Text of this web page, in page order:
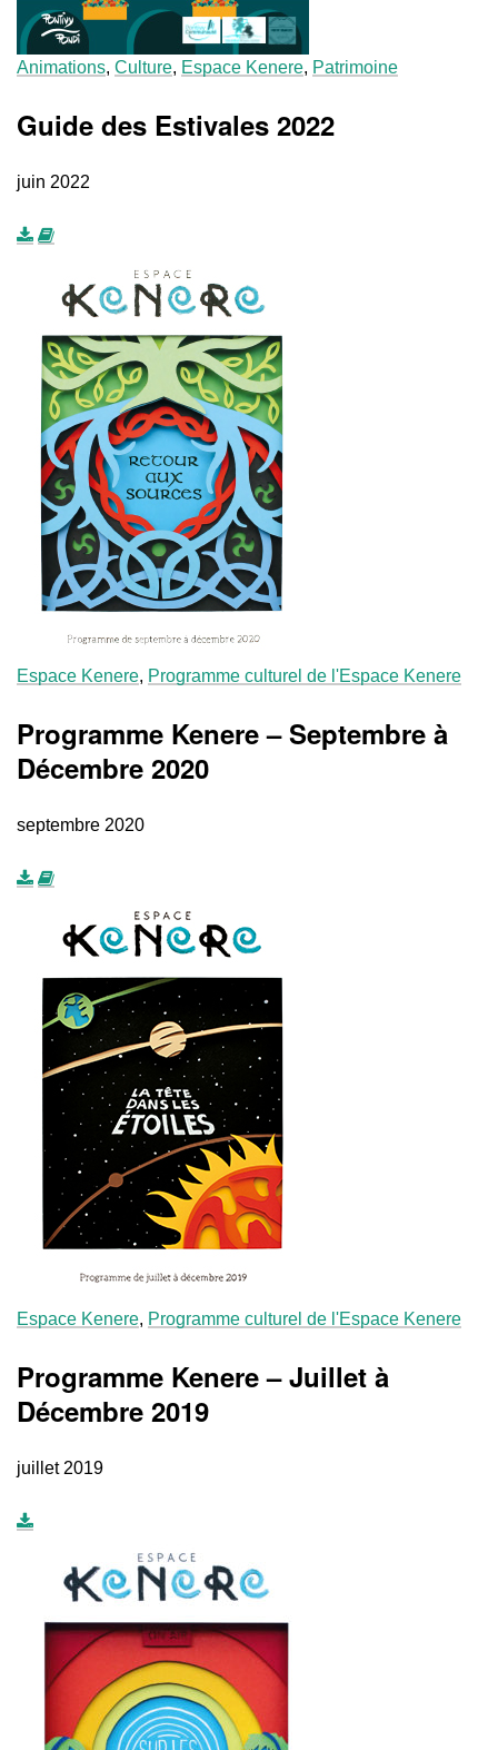
Animations, Culture, Espace Kenere, Patrimoine
Guide des Estivales 2022
juin 2022
Espace Kenere, Programme culturel de l'Espace Kenere
Programme Kenere – Septembre à
Décembre 2020
septembre 2020
Espace Kenere, Programme culturel de l'Espace Kenere
Programme Kenere – Juillet à
Décembre 2019
juillet 2019